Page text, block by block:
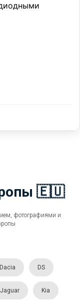
🇪🇺
фотографиями и
Dacia DS
Jaguar Kia